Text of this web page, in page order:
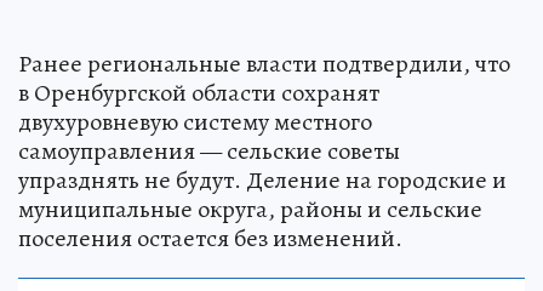
Ранее региональные власти подтвердили, что
в Оренбургской области сохранят
двухуровневую систему местного
самоуправления — сельские советы
упразднять не будут. Деление на городские и
муниципальные округа, районы и сельские
поселения остается без изменений.